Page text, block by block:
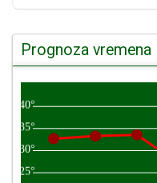
Prognoza vremena